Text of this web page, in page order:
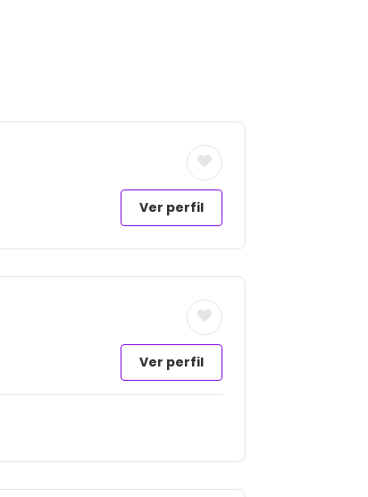
Ver perfil
Ver perfil